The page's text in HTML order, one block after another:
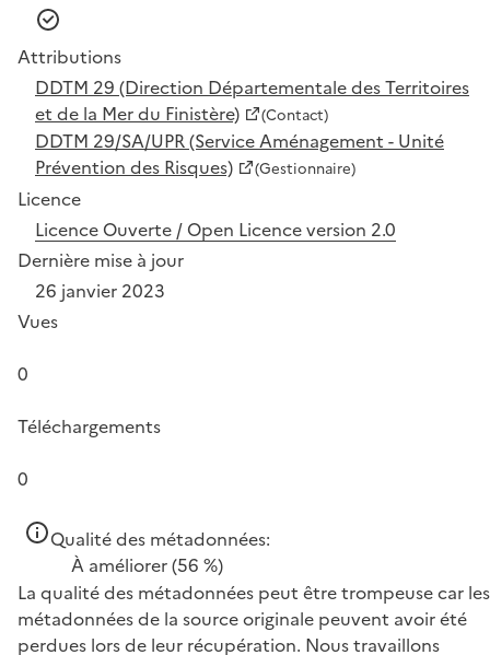
Attributions
DDTM 29 (Direction Départementale des Territoires
et de la Mer du Finistère)
(Contact)
DDTM 29/SA/UPR (Service Aménagement - Unité
Prévention des Risques)
(Gestionnaire)
Licence
Licence Ouverte / Open Licence version 2.0
Dernière mise à jour
26 janvier 2023
Vues
0
Téléchargements
0
Qualité des métadonnées:
À améliorer(56 %)
La qualité des métadonnées peut être trompeuse car les
métadonnées de la source originale peuvent avoir été
perdues lors de leur récupération. Nous travaillons